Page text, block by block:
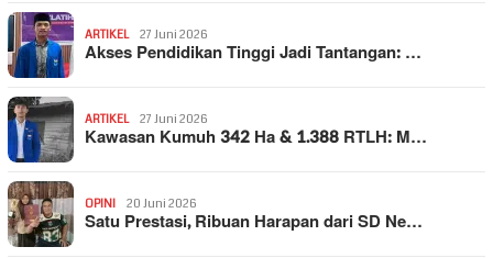
ARTIKEL 27 Juni 2026
Akses Pendidikan Tinggi Jadi Tantangan: …
ARTIKEL 27 Juni 2026
Kawasan Kumuh 342 Ha & 1.388 RTLH: M…
OPINI 20 Juni 2026
Satu Prestasi, Ribuan Harapan dari SD Ne…